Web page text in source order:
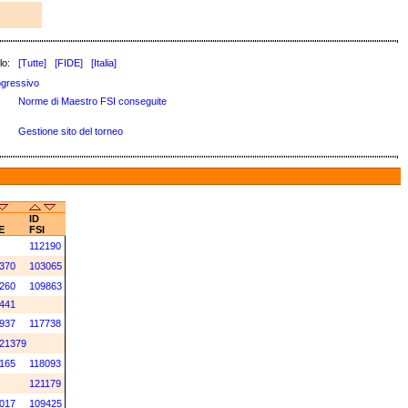
[Tutte] [FIDE]
[Italia]
Norme di Maestro FSI conseguite
Gestione sito del torneo
ID
FSI
112190
103065
109863
117738
118093
121179
109425